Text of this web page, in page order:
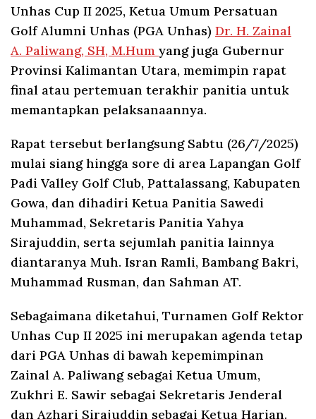
Unhas Cup II 2025, Ketua Umum Persatuan
Golf Alumni Unhas (PGA Unhas) Dr. H. Zainal
A. Paliwang, SH, M.Hum yang juga Gubernur
Provinsi Kalimantan Utara, memimpin rapat
final atau pertemuan terakhir panitia untuk
memantapkan pelaksanaannya.
Rapat tersebut berlangsung Sabtu (26/7/2025)
mulai siang hingga sore di area Lapangan Golf
Padi Valley Golf Club, Pattalassang, Kabupaten
Gowa, dan dihadiri Ketua Panitia Sawedi
Muhammad, Sekretaris Panitia Yahya
Sirajuddin, serta sejumlah panitia lainnya
diantaranya Muh. Isran Ramli, Bambang Bakri,
Muhammad Rusman, dan Sahman AT.
Sebagaimana diketahui, Turnamen Golf Rektor
Unhas Cup II 2025 ini merupakan agenda tetap
dari PGA Unhas di bawah kepemimpinan
Zainal A. Paliwang sebagai Ketua Umum,
Zukhri E. Sawir sebagai Sekretaris Jenderal
dan Azhari Sirajuddin sebagai Ketua Harian.